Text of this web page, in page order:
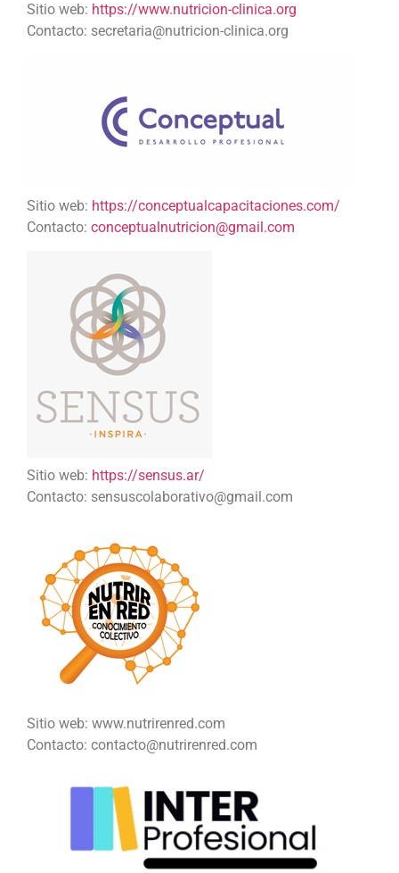
Sitio web: https://www.nutricion-clinica.org
Contacto: secretaria@nutricion-clinica.org
Sitio web: https://conceptualcapacitaciones.com/
Contacto: conceptualnutricion@gmail.com
Sitio web: https://sensus.ar/
Contacto: sensuscolaborativo@gmail.com
Sitio web: www.nutrirenred.com
Contacto: contacto@nutrirenred.com